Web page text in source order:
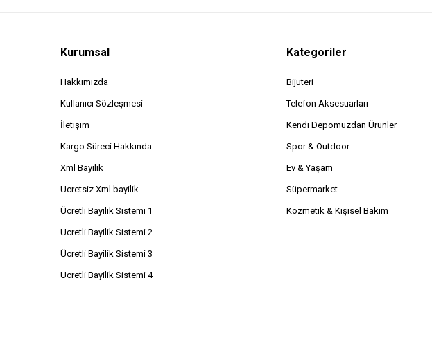
Kurumsal
Hakkımızda
Kullanıcı Sözleşmesi
İletişim
Kargo Süreci Hakkında
Xml Bayilik
Ücretsiz Xml bayilik
Ücretli Bayilik Sistemi 1
Ücretli Bayilik Sistemi 2
Ücretli Bayilik Sistemi 3
Ücretli Bayilik Sistemi 4
Kategoriler
Bijuteri
Telefon Aksesuarları
Kendi Depomuzdan Ürünler
Spor & Outdoor
Ev & Yaşam
Süpermarket
Kozmetik & Kişisel Bakım